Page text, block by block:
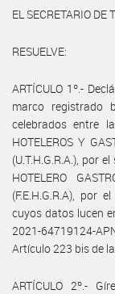
EL SECRETARIO DE
RESUELVE:
ARTÍCULO 1º.-
marco registrado
celebrados entre la
HOTELEROS Y
(U.T.H.G.R.A.), por
HOTELERO
(F.E.H.G.R.A), por
cuyos datos lucen
2021-64719124-
Artículo 223 bis de
ARTÍCULO 2º.-